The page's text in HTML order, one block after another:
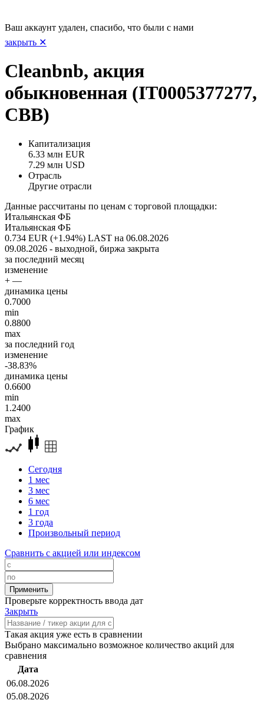
Ваш аккаунт удален, спасибо, что были с нами
закрыть ✕
Cleanbnb, акция
обыкновенная (IT0005377277,
CBB)
Капитализация
6.33 млн EUR
7.29 млн USD
Отрасль
Другие отрасли
Данные рассчитаны по ценам с торговой площадки:
Итальянская ФБ
Итальянская ФБ
0.734 EUR (+1.94%) LAST на 06.08.2026
09.08.2026 - выходной, биржа закрыта
за последний месяц
изменение
+ —
динамика цены
0.7000
min
0.8800
max
за последний год
изменение
-38.83%
динамика цены
0.6600
min
1.2400
max
График
Сегодня
1 мес
3 мес
6 мес
1 год
3 года
Произвольный период
Сравнить с акцией или индексом
Проверьте корректность ввода дат
Закрыть
Такая акция уже есть в сравнении
Выбрано максимально возможное количество акций для
сравнения
Дата
06.08.2026
05.08.2026